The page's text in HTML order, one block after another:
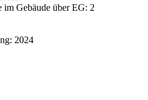
im Gebäude über EG: 2
2024